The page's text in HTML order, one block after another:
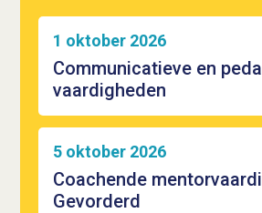
1 oktober 2026
Communicatieve en
vaardigheden
5 oktober 2026
Coachende
Gevorderd